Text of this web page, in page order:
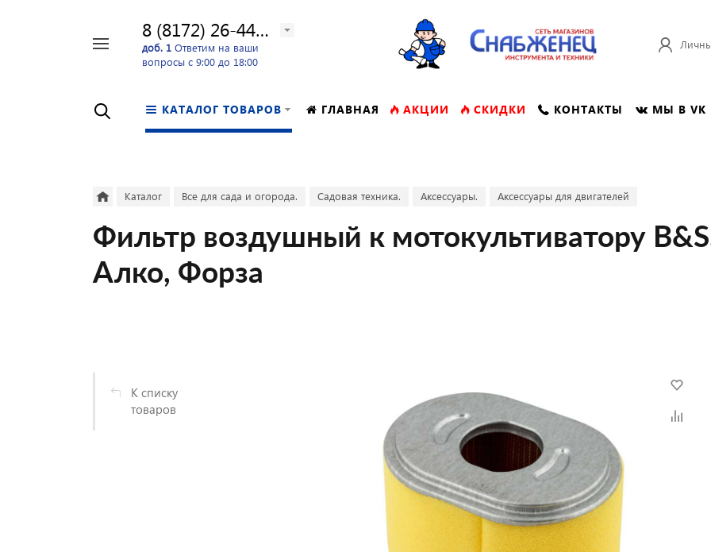
8 (8172) 26-44-24
доб. 1 Ответим на ваши
вопросы с 9:00 до 18:00
КАТАЛОГ ТОВАРОВ ГЛАВНАЯ АКЦИИ СКИДКИ КОНТАКТЫ МЫ В VK
Каталог Все для сада и огорода. Садовая техника. Аксессуары. Аксессуары для двигателей
Фильтр воздушный к мотокультиватору
Алко, Форза
К списку
товаров